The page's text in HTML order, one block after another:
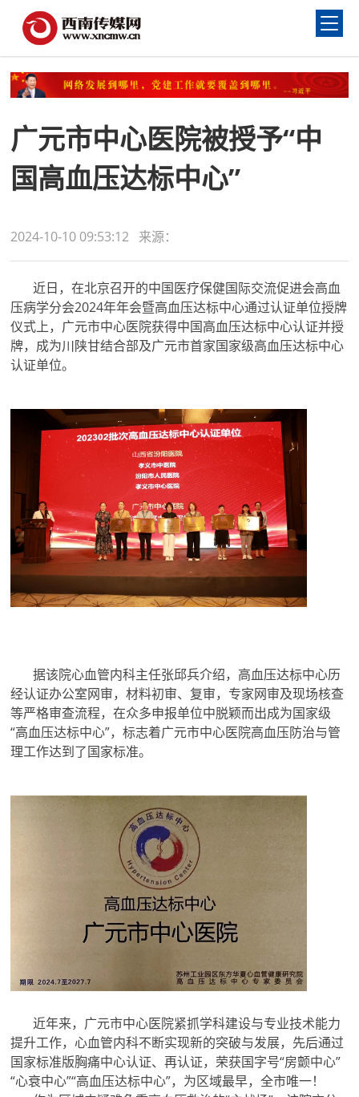
广元市中心医院被授予“中
国高血压达标中心”
2024-10-10 09:53:12 来源：
近日，在北京召开的中国医疗保健国际交流促进会高血
压病学分会2024年年会暨高血压达标中心通过认证单位授牌
仪式上，广元市中心医院获得中国高血压达标中心认证并授
牌，成为川陕甘结合部及广元市首家国家级高血压达标中心
认证单位。
据该院心血管内科主任张邱兵介绍，高血压达标中心历
经认证办公室网审，材料初审、复审，专家网审及现场核查
等严格审查流程，在众多申报单位中脱颖而出成为国家级
“高血压达标中心”，标志着广元市中心医院高血压防治与管
理工作达到了国家标准。
近年来，广元市中心医院紧抓学科建设与专业技术能力
提升工作，心血管内科不断实现新的突破与发展，先后通过
国家标准版胸痛中心认证、再认证，荣获国字号“房颤中心”
“心衰中心”“高血压达标中心”，为区域最早，全市唯一！